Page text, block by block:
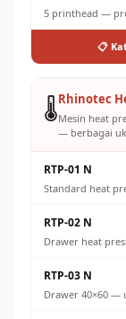
5 printhead —
📋
🌡️Rhinotec
Mesin heat
— berbagai
RTP-01 N
Standard heat
RTP-02 N
Drawer heat
RTP-03 N
Drawer 40×60 —